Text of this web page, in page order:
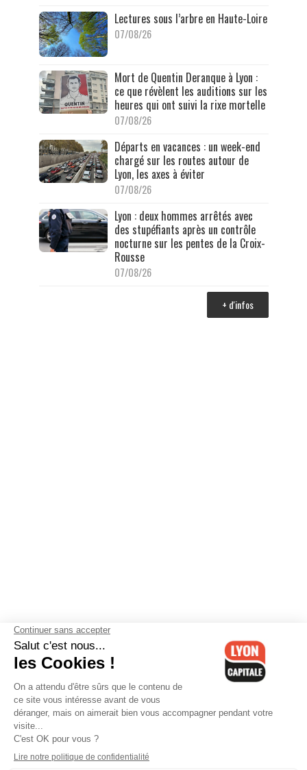
Lectures sous l’arbre en Haute-Loire
07/08/26
Mort de Quentin Deranque à Lyon :
ce que révèlent les auditions sur les
heures qui ont suivi la rixe mortelle
07/08/26
Départs en vacances : un week-end
chargé sur les routes autour de
Lyon, les axes à éviter
07/08/26
Lyon : deux hommes arrêtés avec
des stupéfiants après un contrôle
nocturne sur les pentes de la Croix-
Rousse
07/08/26
+ d'infos